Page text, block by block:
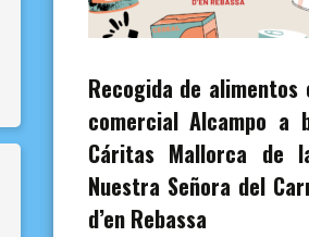
Recogida de
comercial Alcampo a
Cáritas Mallorca de
Nuestra Señora del
d’en Rebassa